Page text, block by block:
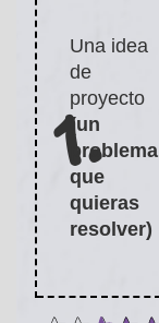
1.
Una idea
de
proyecto
(un
problema
que
quieras
resolver)